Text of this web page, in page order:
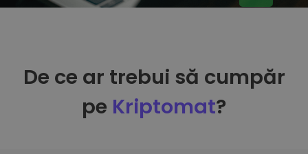
De ce ar trebui să cumpăr
pe Kriptomat?